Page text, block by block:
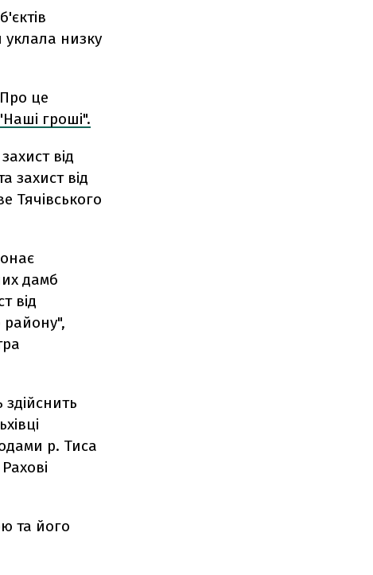
уклала низку
це
гроші".
від
захист від
Тячівського
дамб
від
р. Тиса
та його